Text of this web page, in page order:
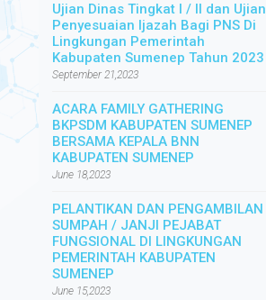
Ujian Dinas Tingkat I / II dan Ujian
Penyesuaian Ijazah Bagi PNS Di
Lingkungan Pemerintah
Kabupaten Sumenep Tahun 2023
September 21,2023
ACARA FAMILY GATHERING
BKPSDM KABUPATEN SUMENEP
BERSAMA KEPALA BNN
KABUPATEN SUMENEP
June 18,2023
PELANTIKAN DAN PENGAMBILAN
SUMPAH / JANJI PEJABAT
FUNGSIONAL DI LINGKUNGAN
PEMERINTAH KABUPATEN
SUMENEP
June 15,2023